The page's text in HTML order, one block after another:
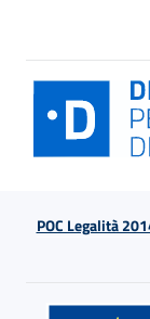
POC Legalità